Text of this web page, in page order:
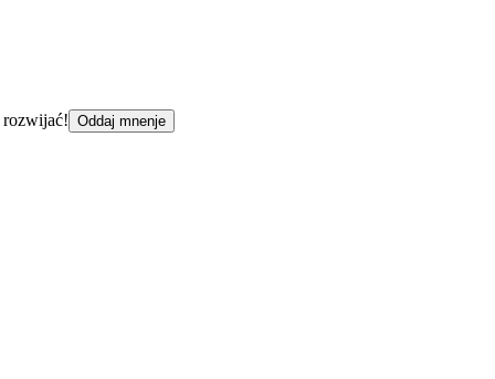
rozwijać! Oddaj mnenje